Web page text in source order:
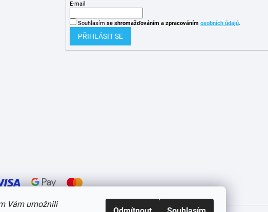
Vám umožnili
E-mail
Souhlasím se shromažďováním a zpracováním osobních údajů.
PŘIHLÁSIT SE